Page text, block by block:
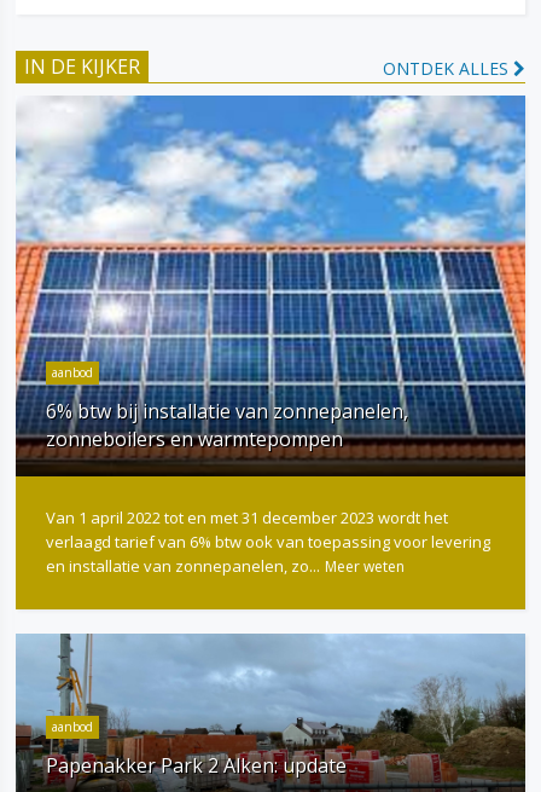
IN DE KIJKER ONTDEK ALLES
aanbod
6% btw bij installatie van zonnepanelen,
zonneboilers en warmtepompen
Van 1 april 2022 tot en met 31 december 2023 wordt het
verlaagd tarief van 6% btw ook van toepassing voor levering
en installatie van zonnepanelen, zo... Meer weten
aanbod
Papenakker Park 2 Alken: update